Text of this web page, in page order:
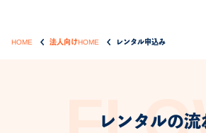
HOME 法人向けHOME レンタル申込み
レンタルの流